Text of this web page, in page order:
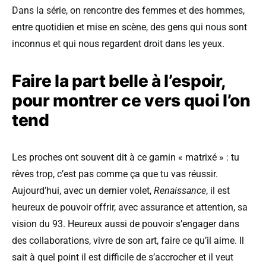
Dans la série, on rencontre des femmes et des hommes,
entre quotidien et mise en scène, des gens qui nous sont
inconnus et qui nous regardent droit dans les yeux.
Faire la part belle à l’espoir,
pour montrer ce vers quoi l’on
tend
Les proches ont souvent dit à ce gamin « matrixé » : tu
rêves trop, c’est pas comme ça que tu vas réussir.
Aujourd’hui, avec un dernier volet, Renaissance, il est
heureux de pouvoir offrir, avec assurance et attention, sa
vision du 93. Heureux aussi de pouvoir s’engager dans
des collaborations, vivre de son art, faire ce qu’il aime. Il
sait à quel point il est difficile de s’accrocher et il veut